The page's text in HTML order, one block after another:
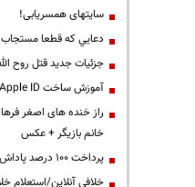
سایتهای همسریابی!
دعايي كه قطعا
جزئیات جدید قتل روح
آموزش ساخت Apple ID برای کاربران ایرانی
راز خنده های اصغر
خانم بازیگر + عکس
پرداخت ۱۰۰ درصد پاداش پایان خدمت فرهنگیان
خلافی آنلاین/استعلام